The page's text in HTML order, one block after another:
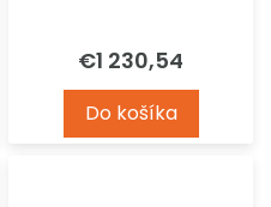
€1 230,54
Do košíka